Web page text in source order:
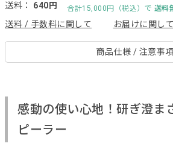
送料： 640円 合計15,000円（税込）で 送料
送料 / 手数料に関して お届けに関して
商品仕様 / 注意事項
感動の使い心地！研ぎ澄ま
ピーラー